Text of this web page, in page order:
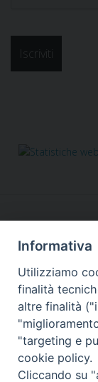
email:
Informativa
Utilizziamo
finalità
altre finalità
"targeting e
cookie policy.
Cliccando su